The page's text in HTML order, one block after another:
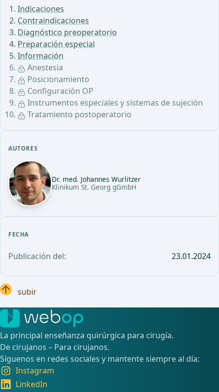
Indicaciones
Contraindicaciones
Diagnóstico preoperatorio
Preparación especial
Información
Anestesia
Posicionamiento
Configuración OP
Instrumentos especiales y sistemas de sujeción
Tratamiento postoperatorio
AUTORES
Dr. med. Johannes Wurlitzer
Klinikum St. Georg gGmbH
FECHA
Publicación del: 23.01.2024
subir
La principal enseñanza quirúrgica para cirugía.
De cirujanos – Para cirujanos.
Síguenos en redes sociales y mantente siempre al día:
Instagram
LinkedIn